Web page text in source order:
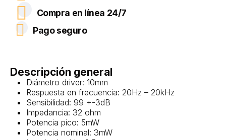
Compra en línea 24/7
Pago seguro
Descripción general
Diámetro driver: 10mm
Respuesta en frecuencia: 20Hz – 20kHz
Sensibilidad: 99 +-3dB
Impedancia: 32 ohm
Potencia pico: 5mW
Potencia nominal: 3mW